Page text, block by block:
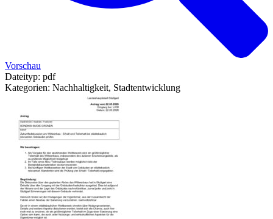
Vorschau
Dateityp: pdf
Kategorien: Nachhaltigkeit, Stadtentwicklung